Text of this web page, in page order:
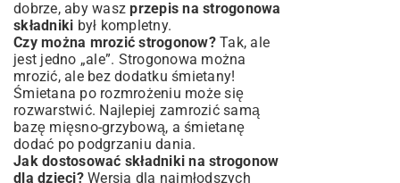
dobrze, aby waszprzepis na strogonowa
składniki był kompletny.
Czy można mrozić strogonow?Tak, ale
jest jedno „ale”. Strogonowa można
mrozić, ale bez dodatku śmietany!
Śmietana po rozmrożeniu może się
rozwarstwić. Najlepiej zamrozić samą
bazę mięsno-grzybową, a śmietanę
dodać po podgrzaniu dania.
Jak dostosować składniki na strogonow
dla dzieci?Wersja dla najmłodszych